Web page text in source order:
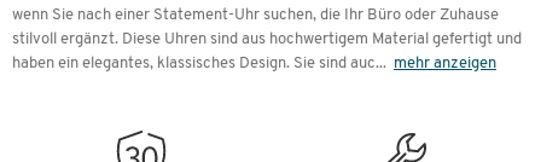
wenn Sie nach einer Statement-Uhr suchen, die Ihr Büro oder Zuhause
stilvoll ergänzt. Diese Uhren sind aus hochwertigem Material gefertigt und
haben ein elegantes, klassisches Design. Sie sind auc... mehr anzeigen